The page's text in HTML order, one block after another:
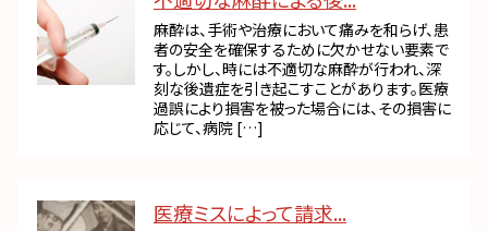
麻酔は、手術や治療において痛みを和らげ、患
者の安全を確保するために欠かせない要素で
す。しかし、時には不適切な麻酔が行われ、深
刻な後遺症を引き起こすことがあります。医療
過誤により損害を被った場合には、その損害に
応じて、病院 […]
医療ミスによって請求...